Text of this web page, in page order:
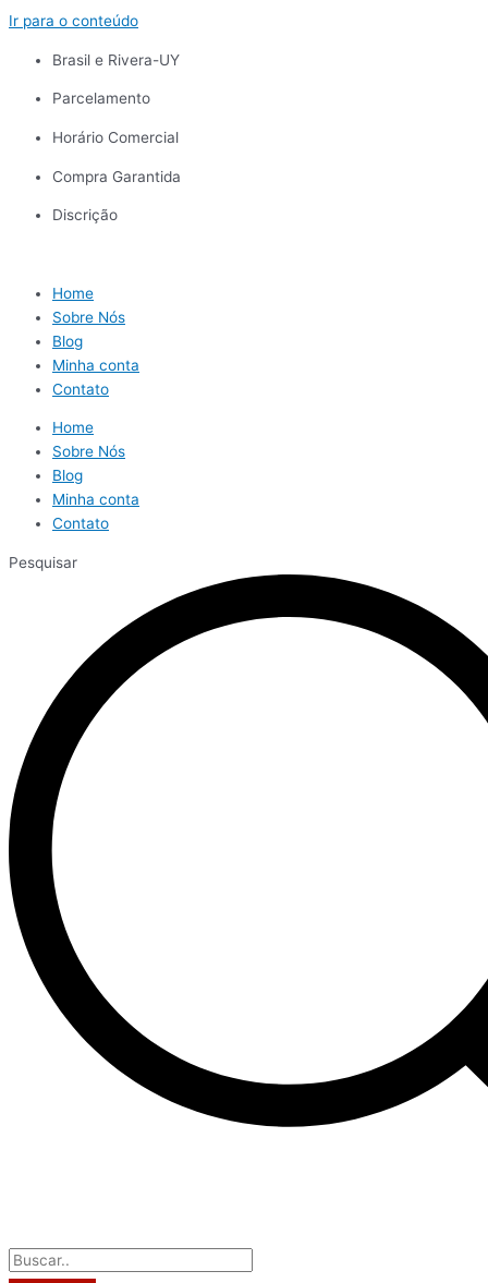
Ir para o conteúdo
Brasil e Rivera-UY
Parcelamento
Horário Comercial
Compra Garantida
Discrição
Home
Sobre Nós
Blog
Minha conta
Contato
Home
Sobre Nós
Blog
Minha conta
Contato
Pesquisar